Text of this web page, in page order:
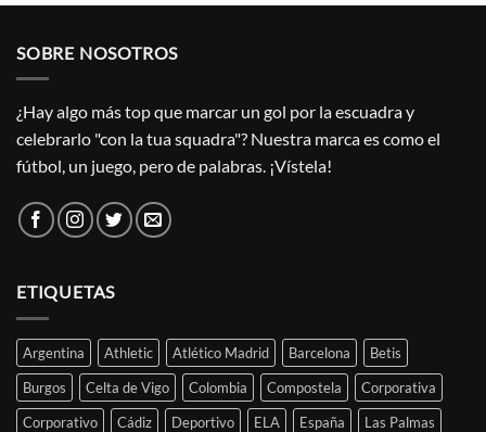
SOBRE NOSOTROS
¿Hay algo más top que marcar un gol por la escuadra y
celebrarlo "con la tua squadra"? Nuestra marca es como el
fútbol, un juego, pero de palabras. ¡Vístela!
ETIQUETAS
Argentina Athletic Atlético Madrid Barcelona
Betis
Burgos
Celta de Vigo Colombia Compostela
Corporativa
Corporativo
Cádiz Deportivo ELA España
Las Palmas